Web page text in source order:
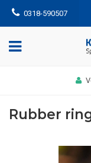
0318-590507
Rubber